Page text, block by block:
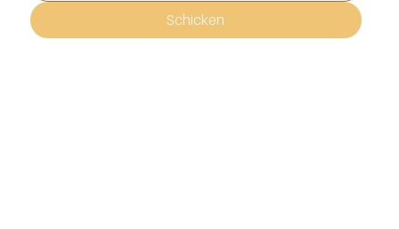
Schicken